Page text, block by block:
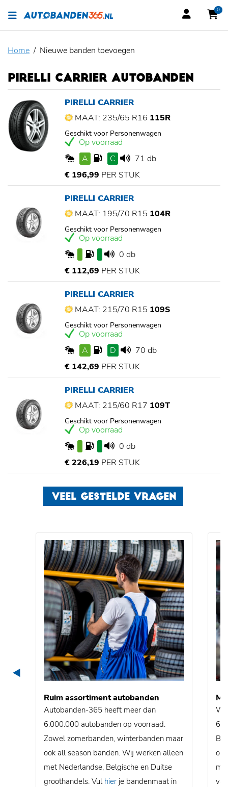
0
Home Nieuwe banden toevoegen
PIRELLI CARRIER AUTOBANDEN
PIRELLI CARRIER
MAAT: 235/65 R16 115R
Geschikt voor Personenwagen
Op voorraad
A
C
71 db
€ 196,99 PER STUK
PIRELLI CARRIER
MAAT: 195/70 R15 104R
Geschikt voor Personenwagen
Op voorraad
0 db
€ 112,69 PER STUK
PIRELLI CARRIER
MAAT: 215/70 R15 109S
Geschikt voor Personenwagen
Op voorraad
A
D
70 db
€ 142,69 PER STUK
PIRELLI CARRIER
MAAT: 215/60 R17 109T
Geschikt voor Personenwagen
Op voorraad
0 db
€ 226,19 PER STUK
VEEL GESTELDE VRAGEN
Ruim assortiment autobanden
Autobanden-365 heeft meer dan
6.000.000 autobanden op voorraad.
Zowel zomerbanden, winterbanden maar
ook all season banden. Wij werken alleen
met Nederlandse, Belgische en Duitse
groothandels. Vul hier je bandenmaat in